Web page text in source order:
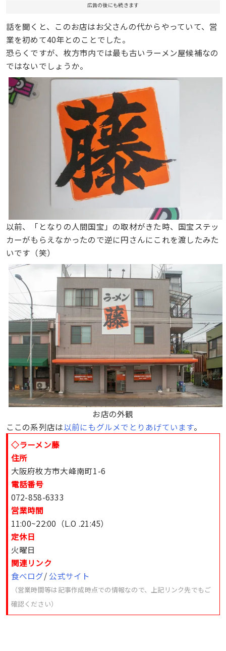
広告の後にも続きます
話を聞くと、このお店はお父さんの代からやっていて、営
業を初めて40年とのことでした。
恐らくですが、枚方市内では最も古いラーメン屋候補なの
ではないでしょうか。
以前、「となりの人間国宝」の取材がきた時、国宝ステッ
カーがもらえなかったので逆に円さんにこれを渡したみた
いです（笑）
お店の外観
ここの系列店は以前にもグルメでとりあげています。
◇ラーメン藤
住所
大阪府枚方市大峰南町1-6
電話番号
072-858-6333
営業時間
11:00~22:00（L.O .21:45）
定休日
火曜日
関連リンク
食べログ/ 公式サイト
（営業時間等は記事作成時点での情報なので、上記リンク先でもご
確認ください）